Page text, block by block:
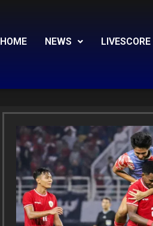
HOME NEWS LIVESCORE